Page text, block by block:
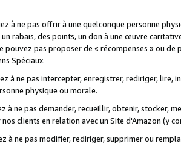
à ne pas offrir à une quelconque personne
rabais, des points, un don à une œuvre
pouvez pas proposer de « récompenses » ou
Spéciaux.
à ne pas intercepter, enregistrer, rediriger,
physique ou morale.
à ne pas demander, recueillir, obtenir, stocker,
clients en relation avec un Site d'Amazon (y
à ne pas modifier, rediriger, supprimer ou